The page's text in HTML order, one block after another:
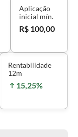
Aplicação
inicial mín.
R$ 100,00
Rentabilidade
12m
15,25%